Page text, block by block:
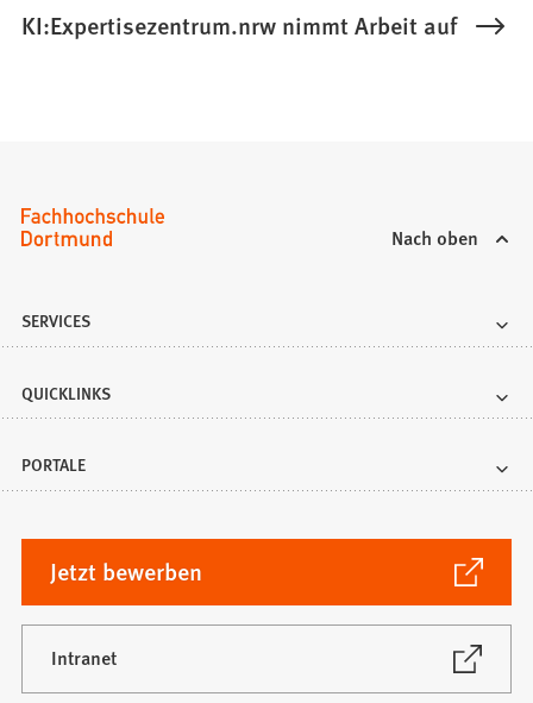
KI:Expertisezentrum.nrw nimmt Arbeit auf
Nach oben
SERVICES
QUICKLINKS
PORTALE
Jetzt bewerben
(Öffnet
in
einem
neuen
Tab)
Intranet
(Öffnet